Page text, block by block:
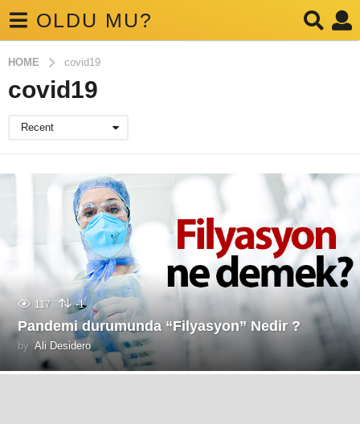
OLDU MU?
HOME covid19
covid19
Recent
117 -1
Pandemi durumunda “Filyasyon” Nedir ?
by Ali Desidero